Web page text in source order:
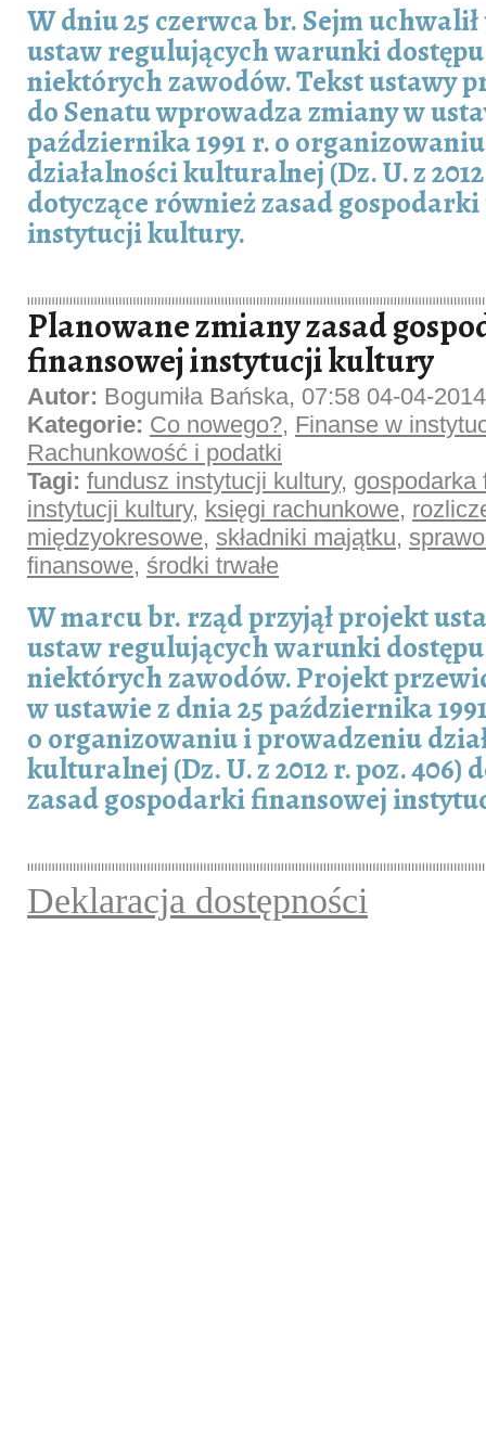
W dniu 25 czerwca br. Sejm
ustaw regulujących warunki
niektórych zawodów. Tekst ustawy
do Senatu wprowadza zmiany w
października 1991 r. o
działalności kulturalnej (Dz. U. z
dotyczące również zasad
instytucji kultury.
Planowane zmiany zasad
finansowej instytucji kultury
Autor: Bogumiła Bańska, 07:58 04-04-2014
Kategorie: Co nowego?, Finanse w
Rachunkowość i podatki
Tagi: fundusz instytucji kultury, gospodarka
instytucji kultury, księgi rachunkowe,
międzyokresowe, składniki majątku,
finansowe, środki trwałe
W marcu br. rząd przyjął projekt
ustaw regulujących warunki
niektórych zawodów. Projekt
w ustawie z dnia 25 października
o organizowaniu i prowadzeniu
kulturalnej (Dz. U. z 2012 r. poz. 406)
zasad gospodarki finansowej
Deklaracja dostępności